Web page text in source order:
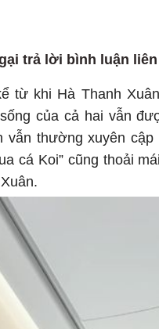
trả lời bình luận
từ khi Hà Thanh
của cả hai vẫn
vẫn thường xuyên
cá Koi” cũng thoải